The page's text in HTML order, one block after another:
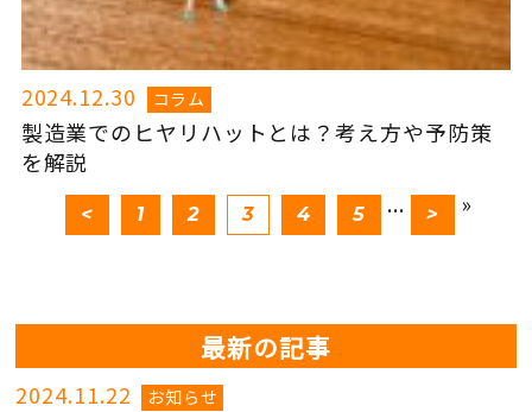
2024.12.30 コラム
製造業でのヒヤリハットとは？考え方や予防策
を解説
< 1 2 3 4 5 ... > »
最新の記事
2024.11.22 お知らせ